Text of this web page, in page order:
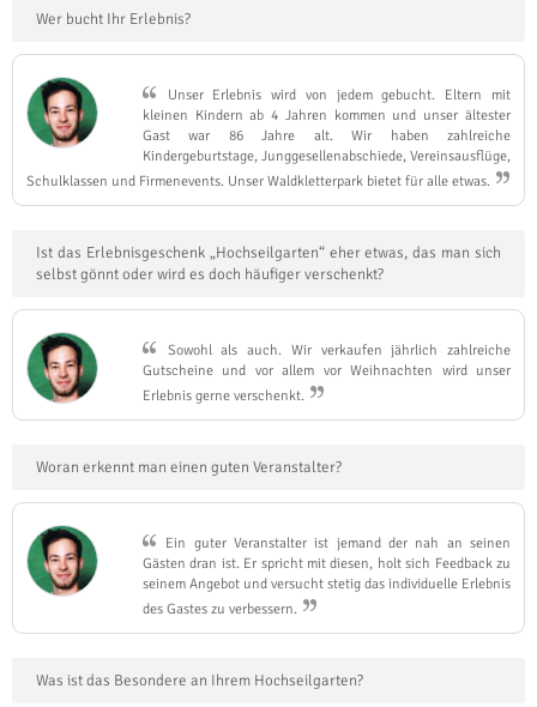
Wer bucht Ihr Erlebnis?
Unser Erlebnis wird von jedem gebucht. Eltern mit
kleinen Kindern ab 4 Jahren kommen und unser ältester
Gast war 86 Jahre alt. Wir haben zahlreiche
Kindergeburtstage, Junggesellenabschiede, Vereinsausflüge,
Schulklassen und Firmenevents. Unser Waldkletterpark bietet für alle etwas.
Ist das Erlebnisgeschenk „Hochseilgarten“ eher etwas, das man sich
selbst gönnt oder wird es doch häufiger verschenkt?
Sowohl als auch. Wir verkaufen jährlich zahlreiche
Gutscheine und vor allem vor Weihnachten wird unser
Erlebnis gerne verschenkt.
Woran erkennt man einen guten Veranstalter?
Ein guter Veranstalter ist jemand der nah an seinen
Gästen dran ist. Er spricht mit diesen, holt sich Feedback zu
seinem Angebot und versucht stetig das individuelle Erlebnis
des Gastes zu verbessern.
Was ist das Besondere an Ihrem Hochseilgarten?